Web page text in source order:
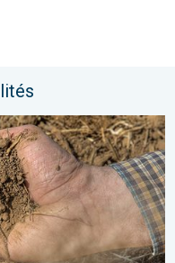
Nouvelle étude. . . jeudi